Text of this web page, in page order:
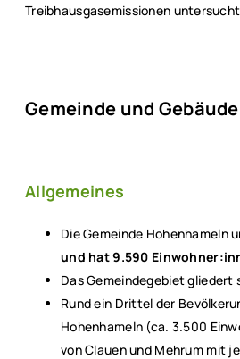
Treibhausgasemissionen
Gemeinde und Gebäude
Allgemeines
Die Gemeinde Hohenhameln
und hat 9.590
Das Gemeindegebiet gliedert
Rund ein Drittel der
Hohenhameln (ca. 3.500
von Clauen und Mehrum mit